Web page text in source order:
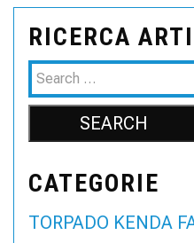
RICERCA
CATEGORIE
TORPADO KENDA